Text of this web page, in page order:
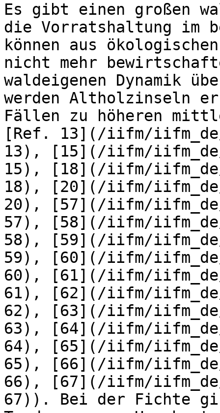
Es gibt einen großen
die Vorratshaltung im
können aus
nicht mehr
waldeigenen Dynamik
werden Altholzinseln
Fällen zu höheren
[Ref. 13](/iifm/iifm_de/
13), [15](/iifm/iifm_de/
15), [18](/iifm/iifm_de/
18), [20](/iifm/iifm_de/
20), [57](/iifm/iifm_de/
57), [58](/iifm/iifm_de/
58), [59](/iifm/iifm_de/
59), [60](/iifm/iifm_de/
60), [61](/iifm/iifm_de/
61), [62](/iifm/iifm_de/
62), [63](/iifm/iifm_de/
63), [64](/iifm/iifm_de/
64), [65](/iifm/iifm_de/
65), [66](/iifm/iifm_de/
66), [67](/iifm/iifm_de/
67)). Bei der Fichte